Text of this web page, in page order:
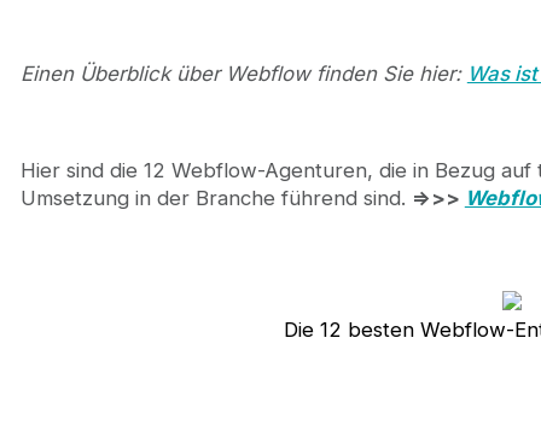
So wählen Sie eine Webflow-Entwicklungsagentur
Einen Überblick über Webflow finden Sie hier: Was
Hier sind die 12 Webflow-Agenturen, die in Bezug
Umsetzung in der Branche führend sind. =>>>
Die 12 besten Webflow-